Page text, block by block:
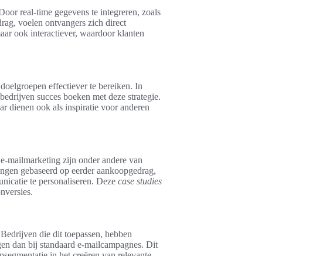
real-time gegevens te integreren, zoals
voelen ontvangers zich direct
ook interactiever, waardoor klanten
effectiever te bereiken. In
succes boeken met deze strategie.
dienen ook als inspiratie voor anderen
mailmarketing zijn onder andere van
gebaseerd op eerder aankoopgedrag,
te personaliseren. Deze case studies
die dit toepassen, hebben
dan bij standaard e-mailcampagnes. Dit